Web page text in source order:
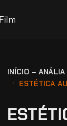
INÍCIO –
ESTÉTICA